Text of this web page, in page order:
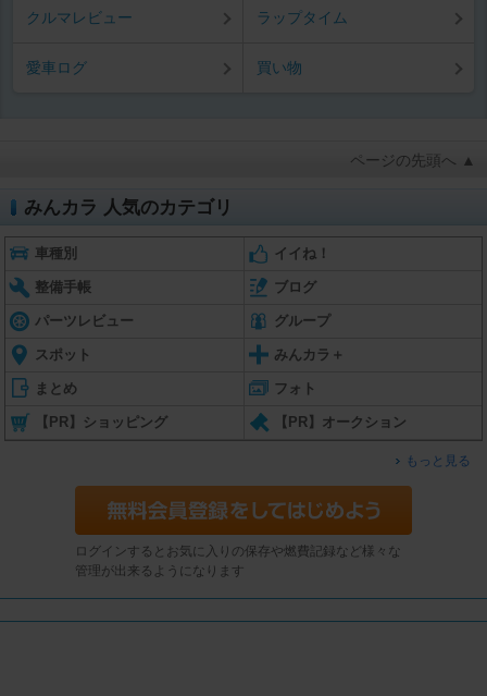
クルマレビュー ラップタイム
愛車ログ 買い物
ページの先頭へ ▲
みんカラ 人気のカテゴリ
車種別 イイね！
整備手帳 ブログ
パーツレビュー グループ
スポット みんカラ＋
まとめ フォト
【PR】ショッピング 【PR】オークション
もっと見る
ログインするとお気に入りの保存や燃費記録など様々な
管理が出来るようになります